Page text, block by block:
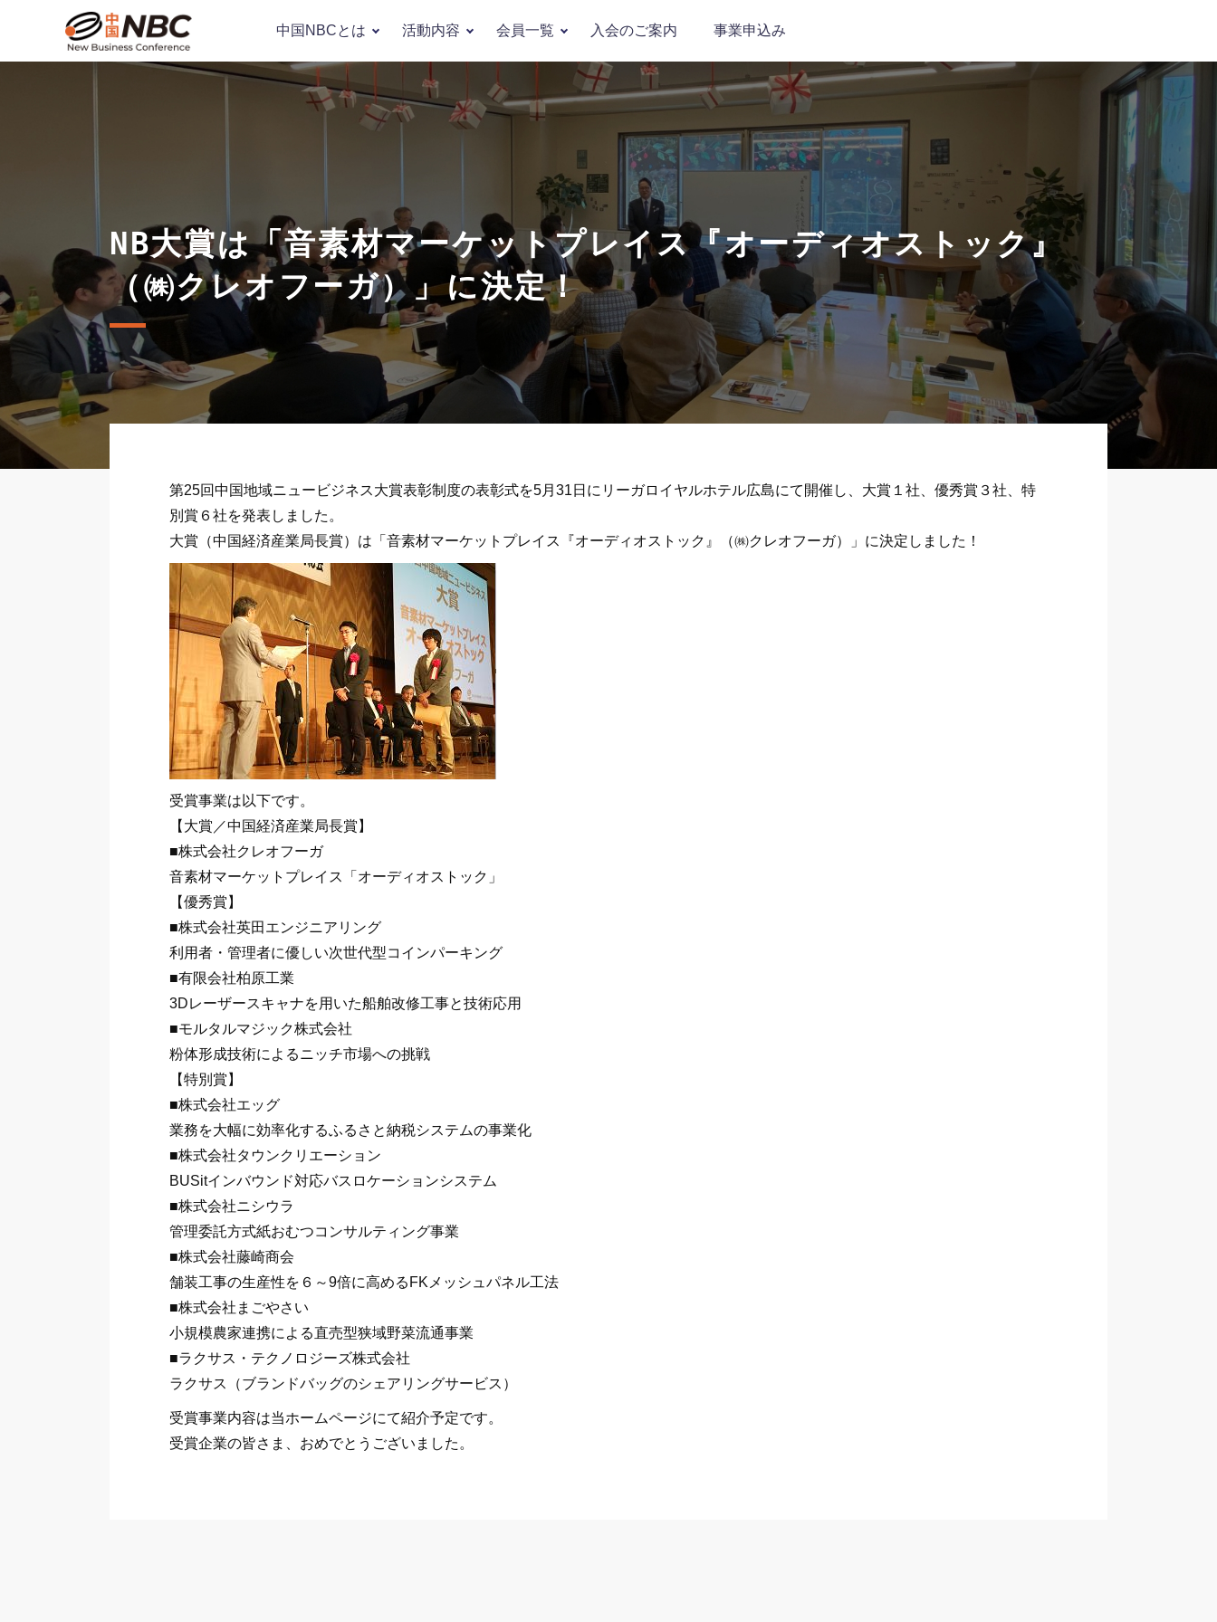
中国NBCとは 活動内容 会員一覧 入会のご案内 事業申込み
NB大賞は「音素材マーケットプレイス『オーディオストック』
（㈱クレオフーガ）」に決定！
第25回中国地域ニュービジネス大賞表彰制度の表彰式を5月31日にリーガロイヤルホテル広島にて開催し、大賞１社、優秀賞３社、特
別賞６社を発表しました。
大賞（中国経済産業局長賞）は「音素材マーケットプレイス『オーディオストック』（㈱クレオフーガ）」に決定しました！
受賞事業は以下です。
【大賞／中国経済産業局長賞】
■株式会社クレオフーガ
音素材マーケットプレイス「オーディオストック」
【優秀賞】
■株式会社英田エンジニアリング
利用者・管理者に優しい次世代型コインパーキング
■有限会社柏原工業
3Dレーザースキャナを用いた船舶改修工事と技術応用
■モルタルマジック株式会社
粉体形成技術によるニッチ市場への挑戦
【特別賞】
■株式会社エッグ
業務を大幅に効率化するふるさと納税システムの事業化
■株式会社タウンクリエーション
BUSitインバウンド対応バスロケーションシステム
■株式会社ニシウラ
管理委託方式紙おむつコンサルティング事業
■株式会社藤崎商会
舗装工事の生産性を６～9倍に高めるFKメッシュパネル工法
■株式会社まごやさい
小規模農家連携による直売型狭域野菜流通事業
■ラクサス・テクノロジーズ株式会社
ラクサス（ブランドバッグのシェアリングサービス）
受賞事業内容は当ホームページにて紹介予定です。
受賞企業の皆さま、おめでとうございました。